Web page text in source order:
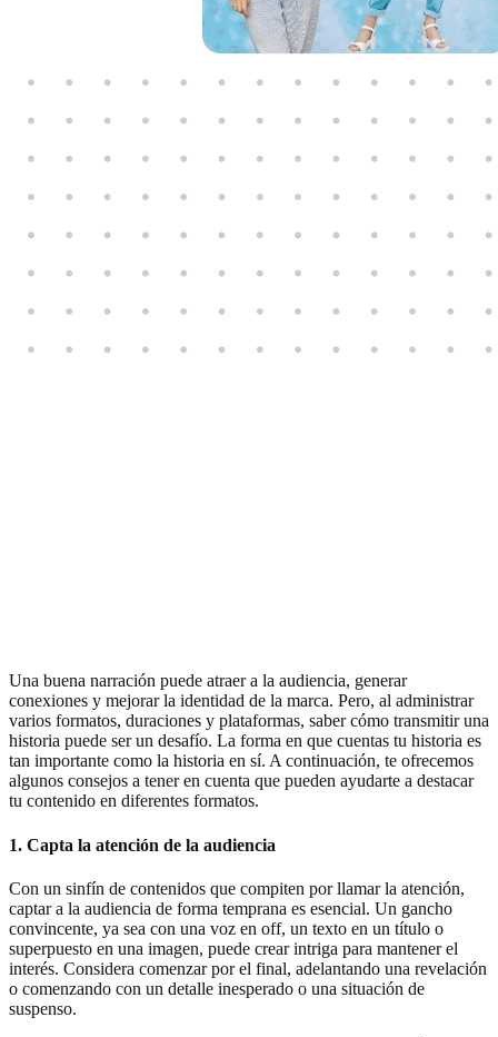
Una buena narración puede atraer a la audiencia, generar
conexiones y mejorar la identidad de la marca. Pero, al administrar
varios formatos, duraciones y plataformas, saber cómo transmitir una
historia puede ser un desafío. La forma en que cuentas tu historia es
tan importante como la historia en sí. A continuación, te ofrecemos
algunos consejos a tener en cuenta que pueden ayudarte a destacar
tu contenido en diferentes formatos.
1. Capta la atención de la audiencia
Con un sinfín de contenidos que compiten por llamar la atención,
captar a la audiencia de forma temprana es esencial. Un gancho
convincente, ya sea con una voz en off, un texto en un título o
superpuesto en una imagen, puede crear intriga para mantener el
interés. Considera comenzar por el final, adelantando una revelación
o comenzando con un detalle inesperado o una situación de
suspenso.